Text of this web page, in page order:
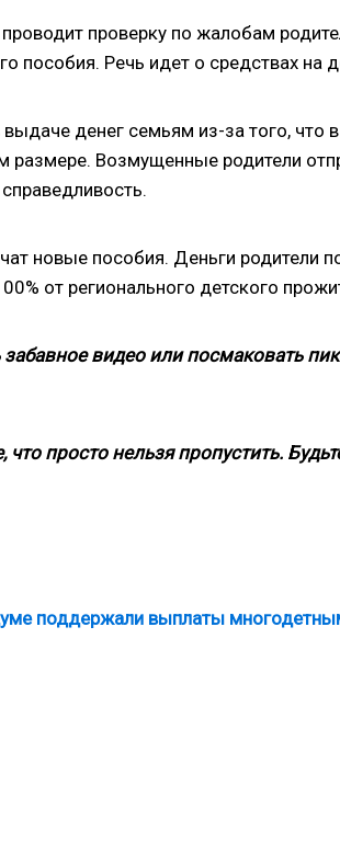
проводит проверку по жалобам
пособия. Речь идет о средствах на
денег семьям из-за того, что
Возмущенные родители
новые пособия. Деньги родители
от регионального детского
видео или посмаковать
что просто нельзя пропустить.
поддержали выплаты